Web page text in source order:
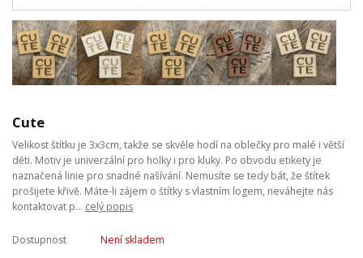
Cute
Velikost štítku je 3x3cm, takže se skvěle hodí na oblečky pro malé i větší
děti. Motiv je univerzální pro holky i pro kluky. Po obvodu etikety je
naznačená linie pro snadné našívání. Nemusíte se tedy bát, že štítek
prošijete křivě. Máte-li zájem o štítky s vlastním logem, neváhejte nás
kontaktovat p... celý popis
Dostupnost
Není skladem